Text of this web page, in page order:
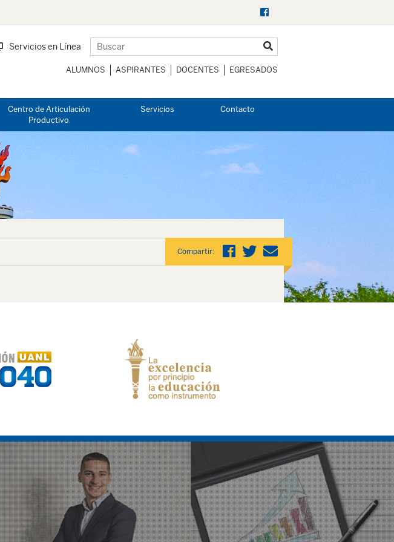
Servicios en Línea
ALUMNOS ASPIRANTES DOCENTES EGRESADOS
Centro de Articulación
Productivo
Servicios Contacto
Compartir: